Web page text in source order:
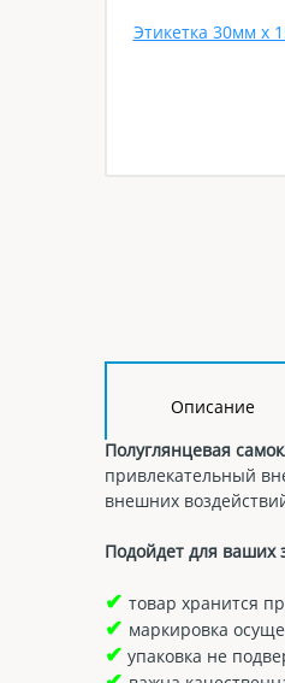
Описание
Полуглянцевая
привлекательный
внешних
Подойдет для ваших
✔ товар хранится
✔ маркировка
✔ упаковка не